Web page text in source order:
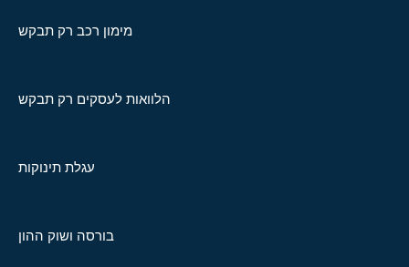
מימון רכב רק תבקש
הלוואות לעסקים רק תבקש
עגלת תינוקות
בורסה ושוק ההון